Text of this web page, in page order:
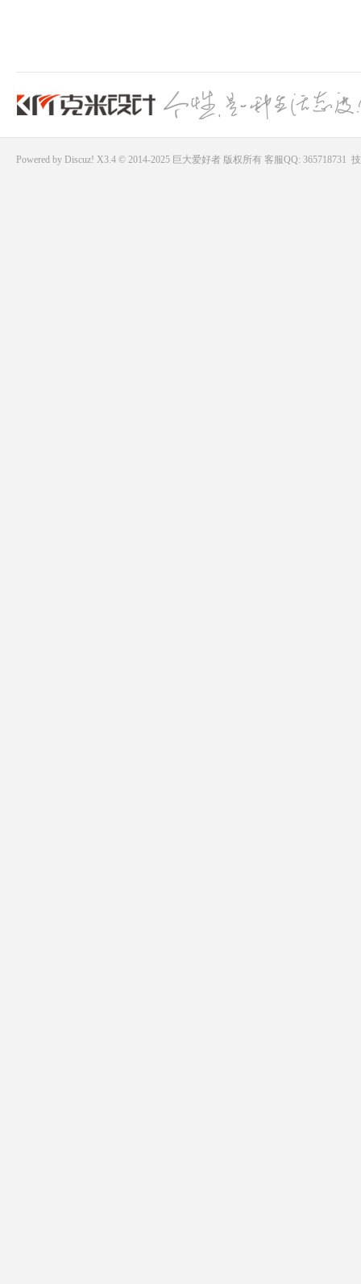
Powered by Discuz! X3.4 © 2014-2025 巨大爱好者版权所有 客服QQ: 365718731